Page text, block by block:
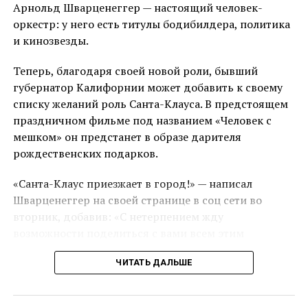
сладостями и поздравляли добрыми словами.
ДАЛЬШЕ
У жителей Тихорецкого района появились десять
новых бесплатных цифровых телеканалов
НЕ ПРОПУСТИ
Железные дороги к кубанским портам планируют
развивать
Арнольд Шварценеггер — настоящий человек-
оркестр: у него есть титулы бодибилдера, политика
и кинозвезды.
Теперь, благодаря своей новой роли, бывший
губернатор Калифорнии может добавить к своему
списку желаний роль Санта-Клауса. В предстоящем
праздничном фильме под названием «Человек с
мешком» он предстанет в образе дарителя
рождественских подарков.
«Санта-Клаус приезжает в город!» — написал
Шварценеггер на своей странице в соц сети во
вторник, добавив: «С нетерпением жду
рождественским настроением».
позирует вместе с актером Аланом Ричсоном, с
ЧИТАТЬ ДАЛЬШЕ